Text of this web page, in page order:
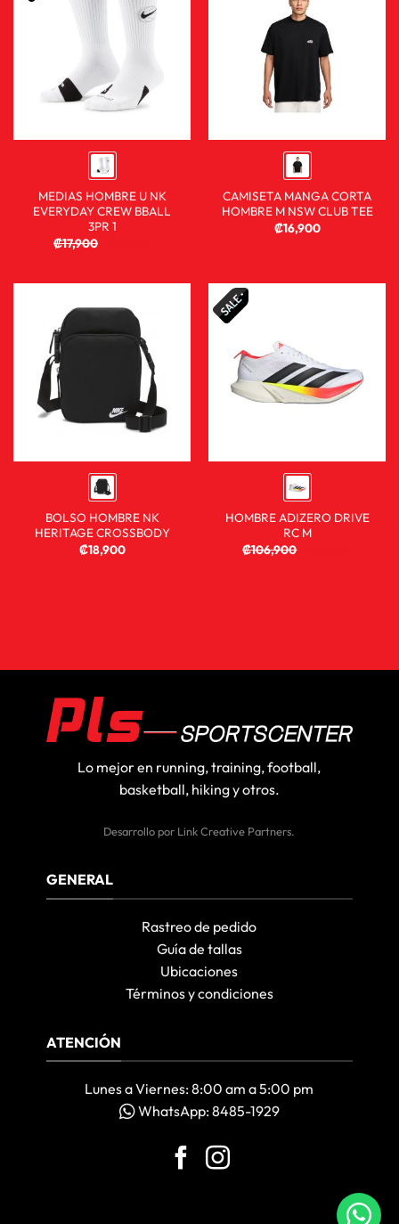
MEDIAS HOMBRE U NK
EVERYDAY CREW BBALL
3PR 1
₡17,900
CAMISETA MANGA CORTA
HOMBRE M NSW CLUB TEE
₡16,900
BOLSO HOMBRE NK
HERITAGE CROSSBODY
₡18,900
HOMBRE ADIZERO DRIVE
RC M
₡106,900
Lo mejor en running, training, football,
basketball, hiking y otros.
Desarrollo por Link Creative Partners.
GENERAL
Rastreo de pedido
Guía de tallas
Ubicaciones
Términos y condiciones
ATENCIÓN
Lunes a Viernes: 8:00 am a 5:00 pm
WhatsApp: 8485-1929